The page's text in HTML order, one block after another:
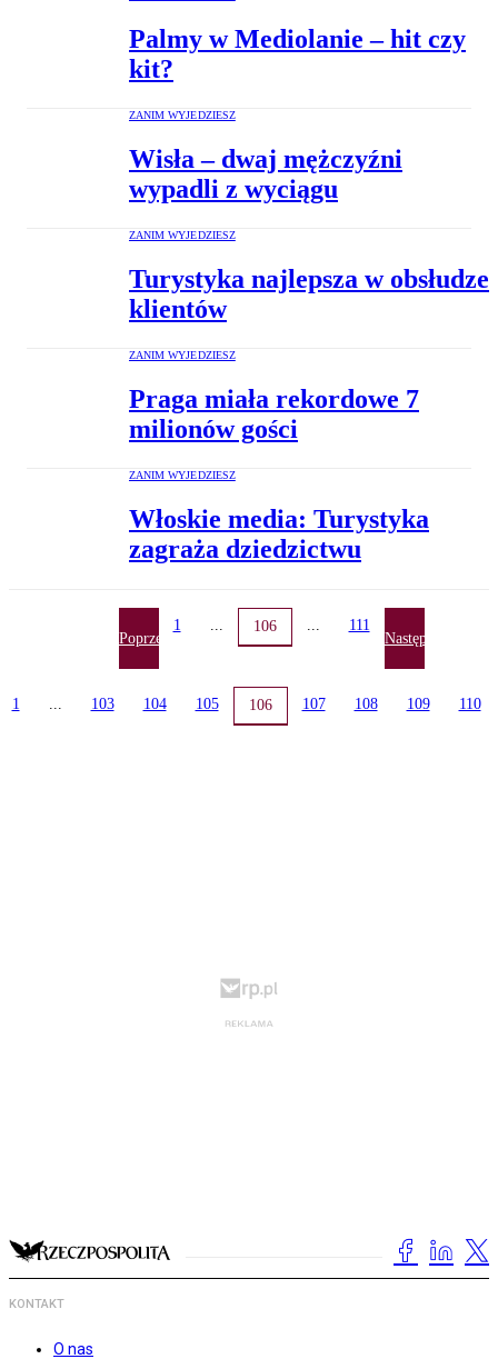
Palmy w Mediolanie – hit czy
kit?
ZANIM WYJEDZIESZ
Wisła – dwaj mężczyźni
wypadli z wyciągu
ZANIM WYJEDZIESZ
Turystyka najlepsza w obsłudze
klientów
ZANIM WYJEDZIESZ
Praga miała rekordowe 7
milionów gości
ZANIM WYJEDZIESZ
Włoskie media: Turystyka
zagraża dziedzictwu
Poprzednia
1 ... 106 ... 111
Następna
1 ... 103 104 105 106 107 108 109 110
KONTAKT
O nas